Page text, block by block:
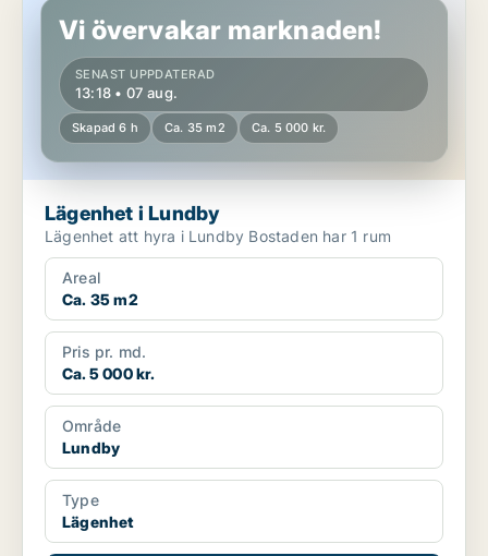
Vi övervakar marknaden!
SENAST UPPDATERAD
13:18 • 07 aug.
Skapad 6 h Ca. 35 m2 Ca. 5 000 kr.
Lägenhet i Lundby
Lägenhet att hyra i Lundby Bostaden har 1 rum
Areal
Ca. 35 m2
Pris pr. md.
Ca. 5 000 kr.
Område
Lundby
Type
Lägenhet